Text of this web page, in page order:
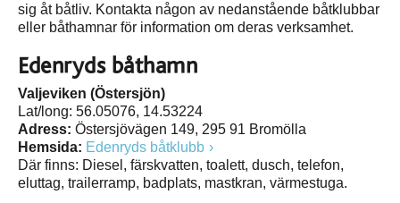
sig åt båtliv. Kontakta någon av nedanstående båtklubbar
eller båthamnar för information om deras verksamhet.
Edenryds båthamn
Valjeviken (Östersjön)
Lat/long: 56.05076, 14.53224
Adress: Östersjövägen 149, 295 91 Bromölla
Hemsida: Edenryds båtklubb
Där finns: Diesel, färskvatten, toalett, dusch, telefon,
eluttag, trailerramp, badplats, mastkran, värmestuga.